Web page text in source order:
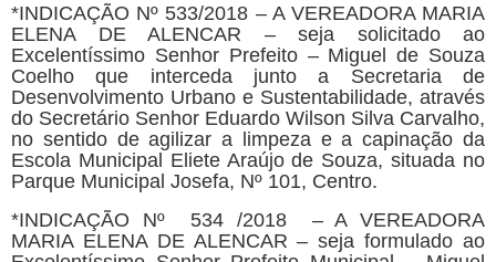
*INDICAÇÃO Nº 533/2018 – A VEREADORA MARIA
ELENA DE ALENCAR – seja solicitado ao
Excelentíssimo Senhor Prefeito – Miguel de Souza
Coelho que interceda junto a Secretaria de
Desenvolvimento Urbano e Sustentabilidade, através
do Secretário Senhor Eduardo Wilson Silva Carvalho,
no sentido de agilizar a limpeza e a capinação da
Escola Municipal Eliete Araújo de Souza, situada no
Parque Municipal Josefa, Nº 101, Centro.
*INDICAÇÃO Nº 534 /2018 – A VEREADORA
MARIA ELENA DE ALENCAR – seja formulado ao